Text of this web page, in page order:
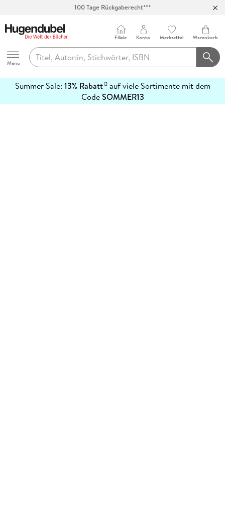
100 Tage Rückgaberecht***
Hugendubel
Menu
Filiale Konto Merkzettel Warenkorb
Summer Sale: 13% Rabatt12auf viele Sortimente mit dem
CodeSOMMER13
erfahren